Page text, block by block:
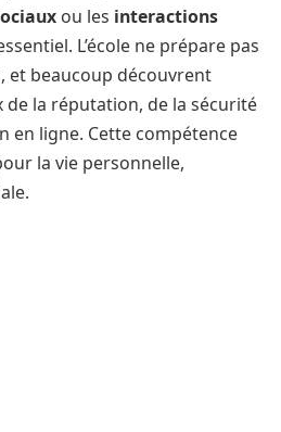
ou les interactions
L’école ne prépare pas
et beaucoup découvrent
la réputation, de la sécurité
en ligne. Cette compétence
la vie personnelle,